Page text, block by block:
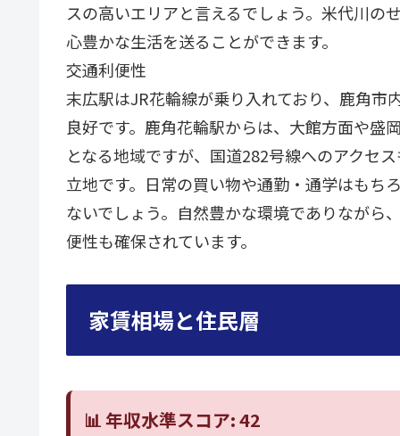
スの高いエリアと言えるでしょう。米代川の
心豊かな生活を送ることができます。
交通利便性
末広駅はJR花輪線が乗り入れており、鹿角市
良好です。鹿角花輪駅からは、大館方面や盛
となる地域ですが、国道282号線へのアクセ
立地です。日常の買い物や通勤・通学はもち
ないでしょう。自然豊かな環境でありながら
便性も確保されています。
家賃相場と住民層
📊 年収水準スコア: 42